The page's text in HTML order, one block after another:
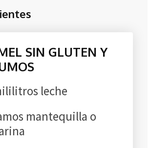
SIN GLUTEN Y
leche
mantequilla o